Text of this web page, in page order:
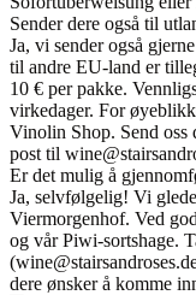
Sender dere også til
Ja, vi sender også
til andre EU-land er
10 € per pakke.
virkedager. For
Vinolin Shop. Send
post til
Er det mulig å
Ja, selvfølgelig! Vi
Viermorgenhof. Ved
og vår Piwi-sortshage.
dere ønsker å komme